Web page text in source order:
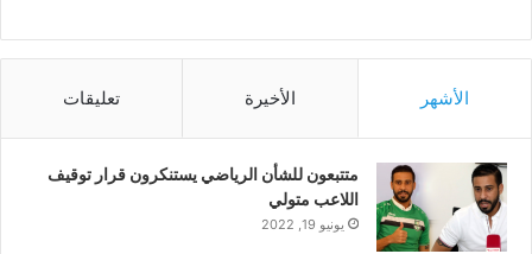
الأشهر الأخيرة تعليقات
متتبعون للشأن الرياضي يستنكرون قرار توقيف
اللاعب متولي
يونيو 19, 2022